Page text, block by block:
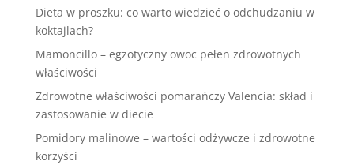
Dieta w proszku: co warto wiedzieć o odchudzaniu w
koktajlach?
Mamoncillo – egzotyczny owoc pełen zdrowotnych
właściwości
Zdrowotne właściwości pomarańczy Valencia: skład i
zastosowanie w diecie
Pomidory malinowe – wartości odżywcze i zdrowotne
korzyści